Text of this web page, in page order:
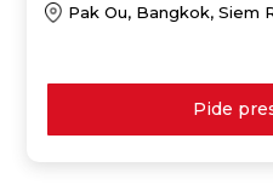
Pak Ou, Bangkok, Siem
Pide